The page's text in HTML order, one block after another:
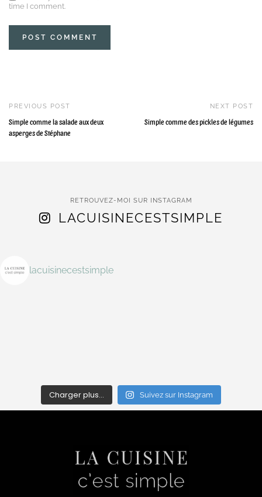
time I comment.
PREVIOUS POST
Simple comme la salade aux deux
asperges de Stéphane
NEXT POST
Simple comme des pickles de légumes
RETROUVEZ-MOI SUR INSTAGRAM
LACUISINECESTSIMPLE
lacuisinecestsimple
Charger plus… Suivez sur Instagram